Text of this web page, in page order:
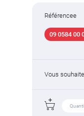
Référencee
09 0584 00
Vous